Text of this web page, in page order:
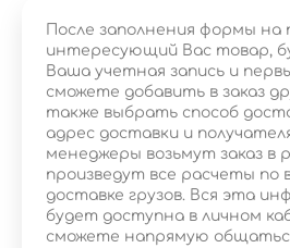
После заполнения формы на
интересующий Вас товар,
Ваша учетная запись и
сможете добавить в заказ
также выбрать способ
адрес доставки и
менеджеры возьмут заказ в
произведут все расчеты по
доставке грузов. Вся эта
будет доступна в личном
сможете напрямую